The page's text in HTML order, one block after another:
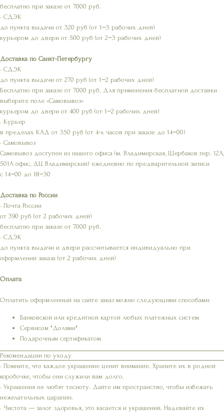
бесплатно при заказе от 7000 руб.
• СДЭК
до пункта выдачи от 320 руб (от 1−3 рабочих дней)
курьером до двери от 500 руб (от 2−3 рабочих дней)
Доставка по Санкт-Петербургу
• СДЭК
до пункта выдачи от 270 руб (от 1−2 рабочих дней)
Бесплатно при заказе от 7000 руб. Для применения бесплатной доставки
выберите поле «Самовывоз»
курьером до двери от 400 руб (от 1−2 рабочих дней)
• Курьер
в пределах КАД от 350 руб (от 4-х часов при заказе до 14−00)
• Самовывоз
Самовывоз доступен из нашего офиса (м. Владимирская, Щербаков пер. 12А,
501А офис, ДЦ Владимирский) ежедневно по предварительной записи
с 14−00 до 18−30
Доставка по России
• Почта России
от 390 руб (от 2 рабочих дней)
бесплатно при заказе от 7000 руб.
• СДЭК
до пункта выдачи и двери рассчитывается индивидуально при
оформлении заказа (от 2 рабочих дней)
Оплата
Оплатить оформленный на сайте заказ можно следующими способами:
Банковской или кредитной картой любых платежных систем
Сервисом "Долями"
Подарочным сертификатом
Рекомендации по уходу
• Помните, что каждое украшение ценит внимание. Храните их в родной
коробочке, чтобы они служили вам долго.
• Украшения не любят тесноту. Дайте им пространство, чтобы избежать
нежелательных царапин.
• Чистота — залог здоровья, это касается и украшений. Надевайте их